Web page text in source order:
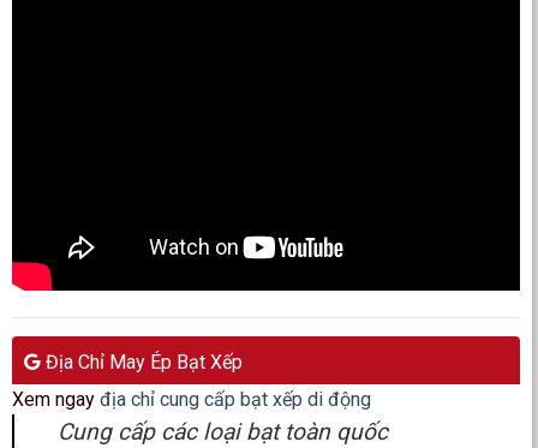
Địa Chỉ May Ép Bạt Xếp
Xem ngay địa chỉ cung cấp bạt xếp di động
Cung cấp các loại bạt toàn quốc